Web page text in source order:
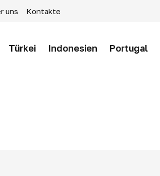
uns Kontakte
Türkei Indonesien Portugal